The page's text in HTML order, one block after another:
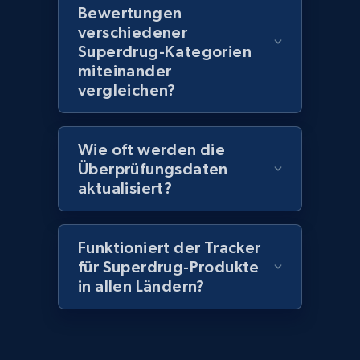
seller URL
URL, Title, Rating, Reviews, Initial price, Final
price, Currency, Stock, and more.
991+ 165+
Lazada - Products - Discover products by
brand URL
991+ 165+
Bewertungen
verschiedener
Superdrug-Kategorien
miteinander
vergleichen?
Wie oft werden die
Überprüfungsdaten
aktualisiert?
Funktioniert der Tracker
für Superdrug-Produkte
in allen Ländern?